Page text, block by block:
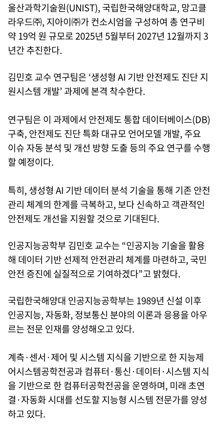
울산과학기술원(UNIST), 국립한국해양대학교, 망고클
라우드㈜, 지아이㈜가 컨소시엄을 구성하여 총 연구비
약 19억 원 규모로 2025년 5월부터 2027년 12월까지 3
년간 추진한다.
김민호 교수 연구팀은 ‘생성형 AI 기반 안전제도 진단 지
원시스템 개발’ 과제에 본격 착수한다.
연구팀은 이 과제에서 안전제도 통합 데이터베이스(DB)
구축, 안전제도 진단 특화 대규모 언어모델 개발, 주요
이슈 자동 분석 및 개선 방향 도출 등의 주요 연구를 수행
할 예정이다.
특히, 생성형 AI 기반 데이터 분석 기술을 통해 기존 안전
관리 체계의 한계를 극복하고, 보다 신속하고 객관적인
안전제도 개선을 지원할 것으로 기대된다.
인공지능공학부 김민호 교수는 “인공지능 기술을 활용
해 데이터 기반 선제적 안전관리 체계를 마련하고, 국민
안전 증진에 실질적으로 기여하겠다”고 밝혔다.
국립한국해양대 인공지능공학부는 1989년 신설 이후
인공지능, 자동화, 정보통신 분야의 이론과 응용을 아우
르는 전문 인재를 양성해오고 있다.
계측·센서·제어 및 시스템 지식을 기반으로 한 지능제
어시스템공학전공과 컴퓨터·통신·데이터·시스템 지식
을 기반으로 한 컴퓨터공학전공을 운영하며, 미래 초연
결·자동화 시대를 선도할 지능형 시스템 전문가를 양성
하고 있다.